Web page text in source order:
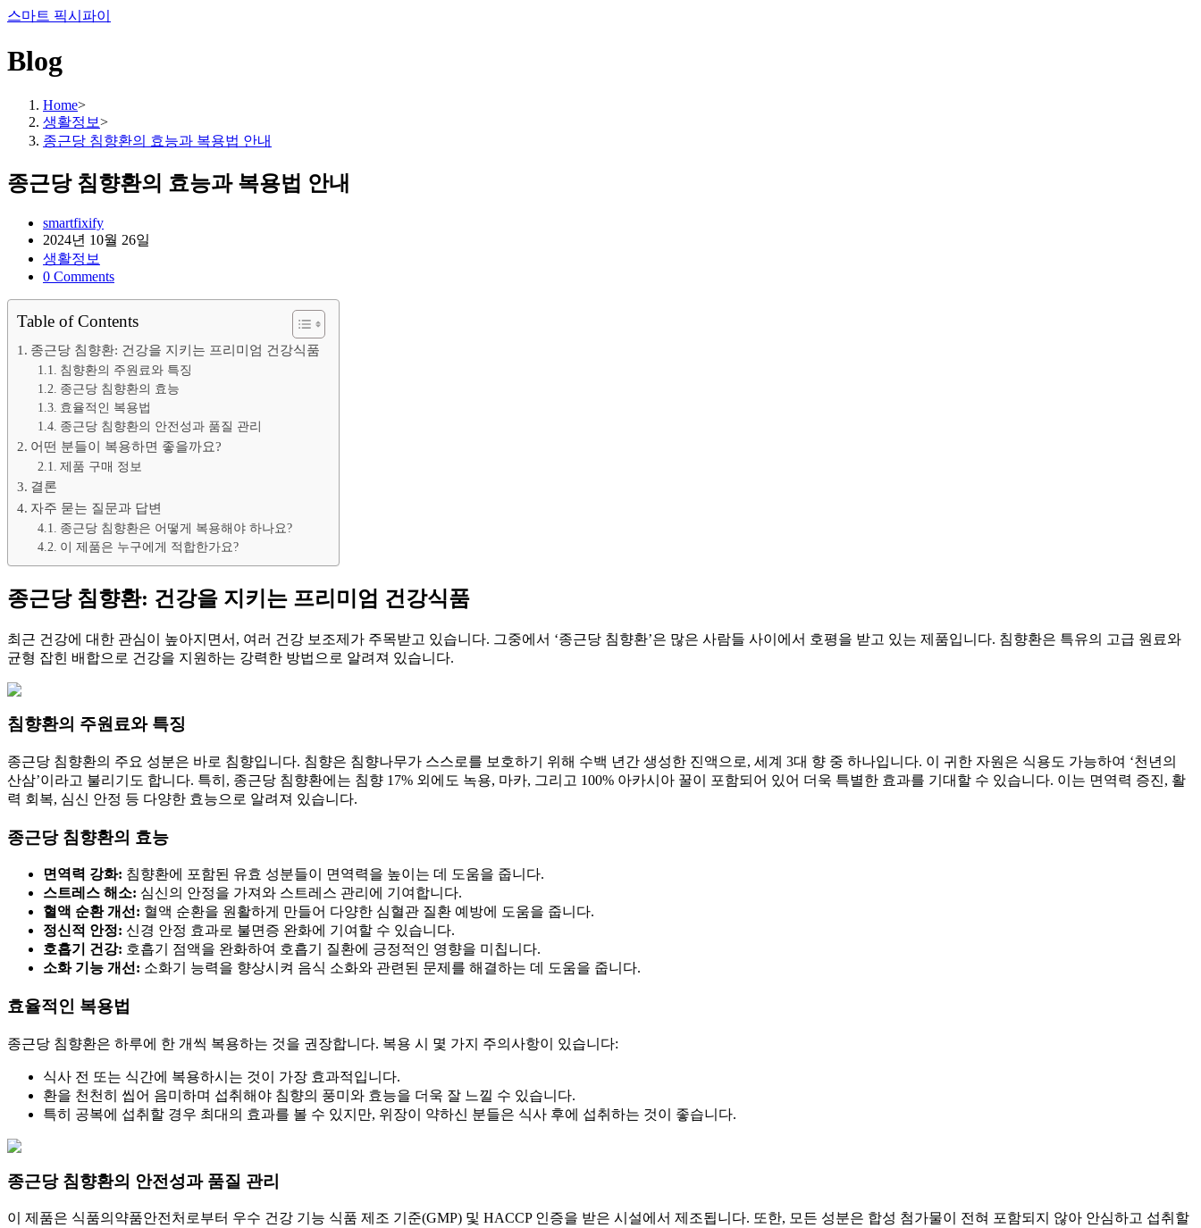
Skip
스마트 픽시파이
Blog
Home>
생활정보>
종근당 침향환의 효능과 복용법 안내
종근당 침향환의 효능과 복용법 안내
Post
author:
smartfixify
Post
published:
2024년 10월 26일
Post
category:
생활정보
Post
0 Comments
Table of Contents
종근당 침향환: 건강을 지키는 프리미엄 건강식품
침향환의 주원료와 특징
종근당 침향환의 효능
효율적인 복용법
종근당 침향환의 안전성과 품질 관리
어떤 분들이 복용하면 좋을까요?
제품 구매 정보
결론
자주 묻는 질문과 답변
종근당 침향환은 어떻게 복용해야 하나요?
이 제품은 누구에게 적합한가요?
종근당 침향환: 건강을 지키는 프리미엄 건강식품
최근 건강에 대한 관심이 높아지면서, 여러 건강 보조제가 주목받고 있습니다. 그중에서 ‘종근당 침향환’은 많은 사람들 사이에서 호평을 받고 있는 제품입니다. 침향환은 특유의 고급 원료와
균형 잡힌 배합으로 건강을 지원하는 강력한 방법으로 알려져 있습니다.
침향환의 주원료와 특징
종근당 침향환의 주요 성분은 바로 침향입니다. 침향은 침향나무가 스스로를 보호하기 위해 수백 년간 생성한 진액으로, 세계 3대 향 중 하나입니다. 이 귀한 자원은 식용도 가능하여 ‘천년의
산삼’이라고 불리기도 합니다. 특히, 종근당 침향환에는 침향 17% 외에도 녹용, 마카, 그리고 100% 아카시아 꿀이 포함되어 있어 더욱 특별한 효과를 기대할 수 있습니다. 이는 면역력 증진, 활
력 회복, 심신 안정 등 다양한 효능으로 알려져 있습니다.
종근당 침향환의 효능
면역력 강화: 침향환에 포함된 유효 성분들이 면역력을 높이는 데 도움을 줍니다.
스트레스 해소: 심신의 안정을 가져와 스트레스 관리에 기여합니다.
혈액 순환 개선: 혈액 순환을 원활하게 만들어 다양한 심혈관 질환 예방에 도움을 줍니다.
정신적 안정: 신경 안정 효과로 불면증 완화에 기여할 수 있습니다.
호흡기 건강: 호흡기 점액을 완화하여 호흡기 질환에 긍정적인 영향을 미칩니다.
소화 기능 개선: 소화기 능력을 향상시켜 음식 소화와 관련된 문제를 해결하는 데 도움을 줍니다.
효율적인 복용법
종근당 침향환은 하루에 한 개씩 복용하는 것을 권장합니다. 복용 시 몇 가지 주의사항이 있습니다:
식사 전 또는 식간에 복용하시는 것이 가장 효과적입니다.
환을 천천히 씹어 음미하며 섭취해야 침향의 풍미와 효능을 더욱 잘 느낄 수 있습니다.
특히 공복에 섭취할 경우 최대의 효과를 볼 수 있지만, 위장이 약하신 분들은 식사 후에 섭취하는 것이 좋습니다.
종근당 침향환의 안전성과 품질 관리
이 제품은 식품의약품안전처로부터 우수 건강 기능 식품 제조 기준(GMP) 및 HACCP 인증을 받은 시설에서 제조됩니다. 또한, 모든 성분은 합성 첨가물이 전혀 포함되지 않아 안심하고 섭취할